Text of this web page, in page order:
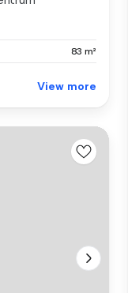
83 m²
View more